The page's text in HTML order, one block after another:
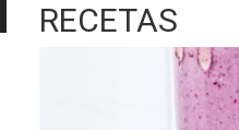
RECETAS